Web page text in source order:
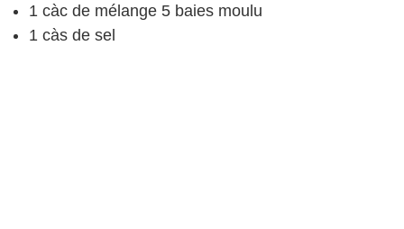
1 càc de mélange 5 baies moulu
1 càs de sel